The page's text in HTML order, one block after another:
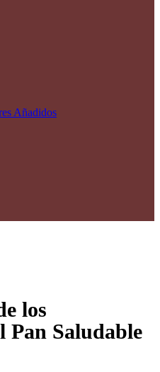
Añadidos
los
Pan Saludable